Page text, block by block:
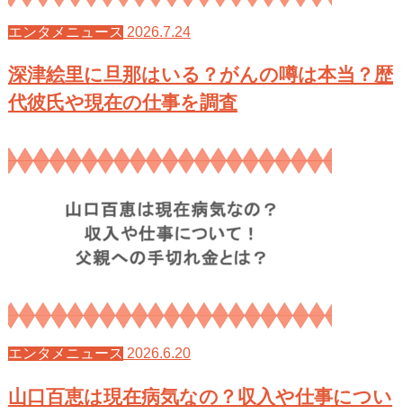
エンタメニュース 2026.7.24
深津絵里に旦那はいる？がんの噂は本当？歴
代彼氏や現在の仕事を調査
エンタメニュース 2026.6.20
山口百恵は現在病気なの？収入や仕事につい